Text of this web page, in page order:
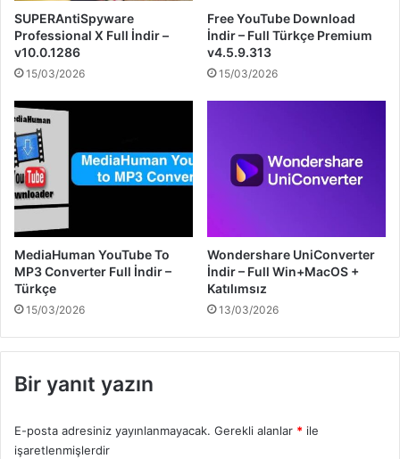
SUPERAntiSpyware
Professional X Full İndir –
v10.0.1286
15/03/2026
Free YouTube Download
İndir – Full Türkçe Premium
v4.5.9.313
15/03/2026
MediaHuman YouTube To
MP3 Converter Full İndir –
Türkçe
15/03/2026
Wondershare UniConverter
İndir – Full Win+MacOS +
Katılımsız
13/03/2026
Bir yanıt yazın
E-posta adresiniz yayınlanmayacak. Gerekli alanlar * ile
işaretlenmişlerdir